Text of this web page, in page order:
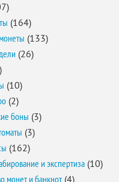
(164)
(133)
(26)
(10)
(2)
боны (3)
(3)
(162)
и экспертиза (10)
монет и банкнот(4)